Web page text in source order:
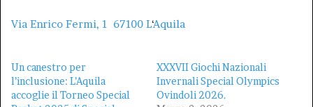
Via Enrico Fermi, 1 67100 L‘Aquila
Un canestro per
l’inclusione: L’Aquila
accoglie il Torneo Special
XXXVII Giochi Nazionali
Invernali Special Olympics
Ovindoli 2026.